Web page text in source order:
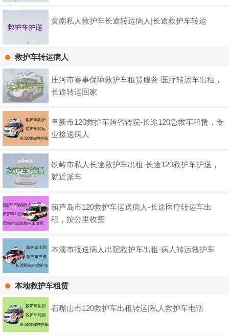
黄南私人救护车长途转运病人|长途救护车转运
救护车转运病人
庄河市赛事保障救护车租赁服务-医疗转运车出租，
长途转运回家
阜新市120救护车跨省转院-长途120急救车租赁，专
业接送病人
铁岭市私人长途救护车出租-长途120救护车护送，
就近派车
葫芦岛市120救护车运送病人-长途医疗转运车出
租，按公里收费
本溪市接送病人出院救护车出租-病人转运救护车
本地救护车租赁
石嘴山市120救护车出租转运|私人救护车电话